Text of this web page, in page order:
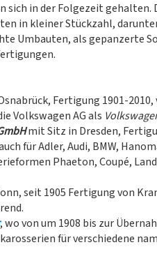
sich in der Folgezeit
in kleiner Stückzahl,
Umbauten, als gepanzerte
Fertigung 1901-2010,
Volkswagen AG als
mit Sitz in Dresden,
für Adler, Audi, BMW,
Phaeton, Coupé,
seit 1905 Fertigung von
, wo von um 1908 bis zur
für verschiedene